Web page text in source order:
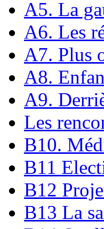
A5. La
A6. Les
A7. Plus
A8.
A9.
Les
B10.
B11
B12
B13 La